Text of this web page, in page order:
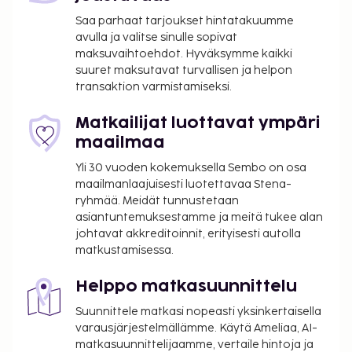
Käytössäsi on express-sisäänkirjautuminen, ilmaiset
sanomalehdet aulassa ja hissi. Seuraavat palvelut
ovat saatavilla: ilmainen langaton internetyhteys ja
myyntiautomaatti. Maksullinen buffetaamiainen
tarjotaan päivittäin klo 7.30–10.00. Tämän
majoituspaikan virallisen tähtiluokituksen on
myöntänyt Ranskan turismin kehitysjärjestö ATOUT.
Majoituspaikka veloittaa seuraavat paikan päällä
suoritettavat maksut. Maksuihin saattaa sisältyä
sovellettavat verot:
Kaupungin perimä vero: 2.93 EUR per henkilö
per yö. Tätä veroa ei peritä alle 18 vuotta
vanhoilta lapsilta.
Tässä on mainittu kaikki majoituspaikan meille
ilmoittamat maksut.
Saa parhaat tarjoukset hintatakuumme
avulla ja valitse sinulle sopivat
maksuvaihtoehdot. Hyväksymme kaikki
suuret maksutavat turvallisen ja helpon
transaktion varmistamiseksi.
Matkailijat luottavat ympäri
maailmaa
Yli 30 vuoden kokemuksella Sembo on osa
maailmanlaajuisesti luotettavaa Stena-
ryhmää. Meidät tunnustetaan
asiantuntemuksestamme ja meitä tukee alan
johtavat akkreditoinnit, erityisesti autolla
matkustamisessa.
Helppo matkasuunnittelu
Suunnittele matkasi nopeasti yksinkertaisella
varausjärjestelmällämme. Käytä Ameliaa, AI-
matkasuunnittelijaamme, vertaile hintoja ja